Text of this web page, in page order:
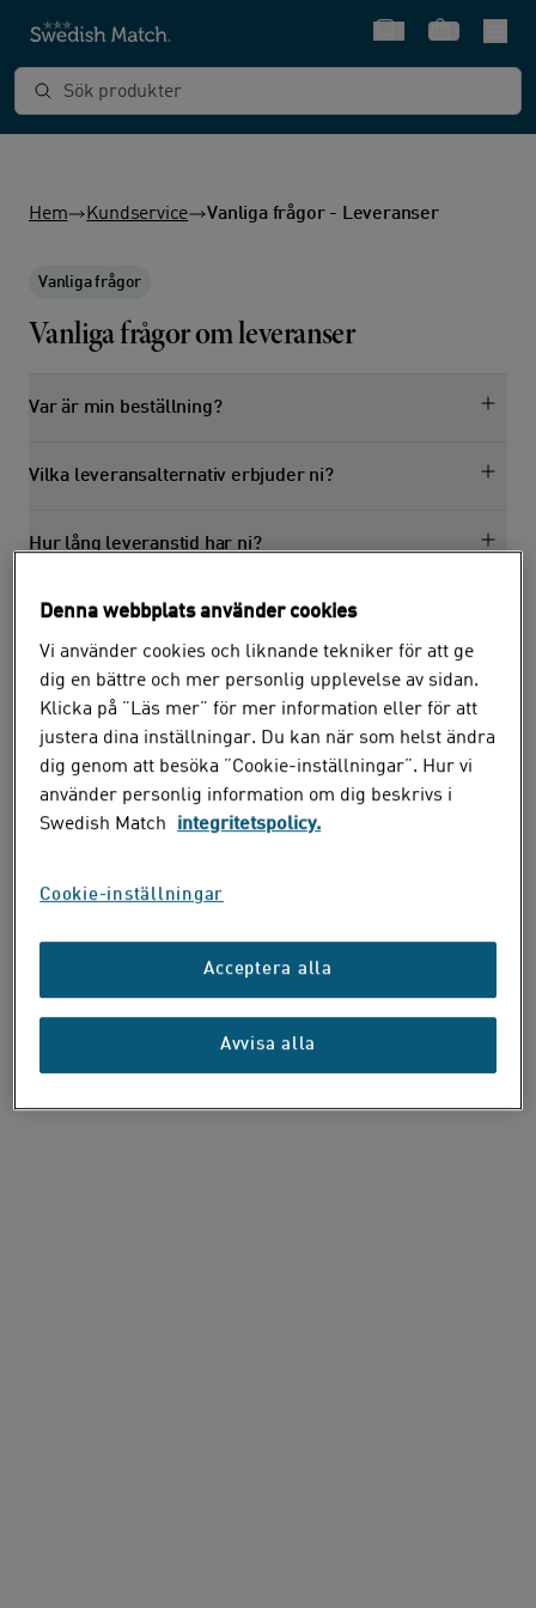
SnabbvalVarukorg
Sök produkter
Hem Kundservice Vanliga frågor - Leveranser
Vanliga frågor
Vanliga frågor om leveranser
Var är min beställning?
Vilka leveransalternativ erbjuder ni?
Hur lång leveranstid har ni?
Denna webbplats använder cookies
Vi använder cookies och liknande tekniker för att ge
dig en bättre och mer personlig upplevelse av sidan.
Klicka på ”Läs mer” för mer information eller för att
justera dina inställningar. Du kan när som helst ändra
dig genom att besöka ”Cookie-inställningar”. Hur vi
använder personlig information om dig beskrivs i
Swedish Match
integritetspolicy.
Cookie-inställningar
Acceptera alla
Avvisa alla